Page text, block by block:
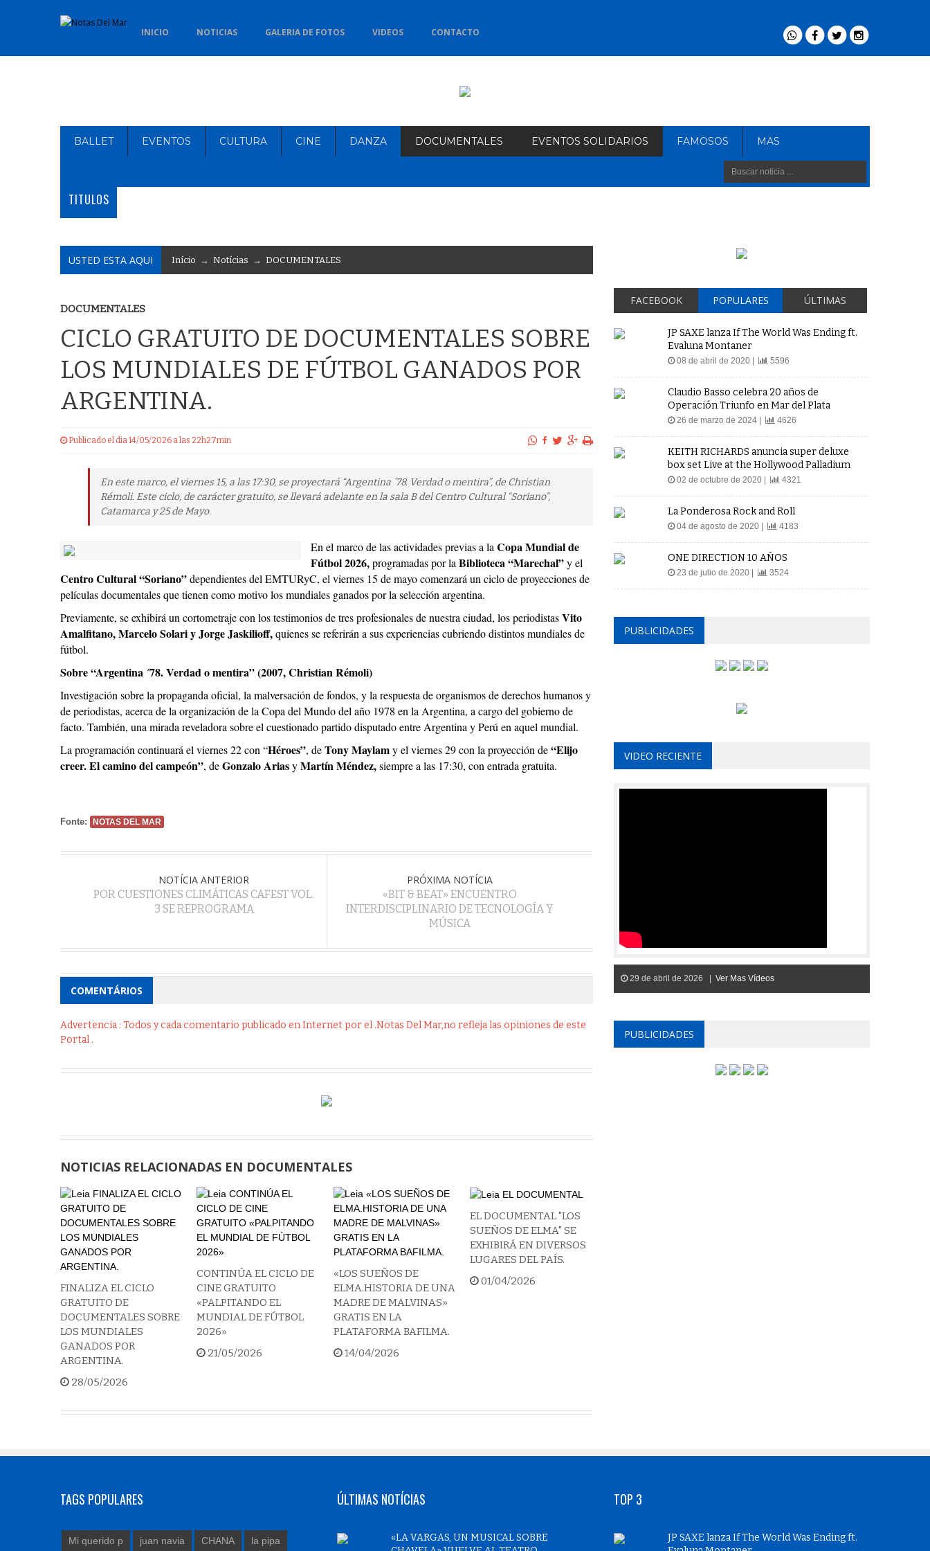
INICIO NOTICIAS GALERIA DE FOTOS VIDEOS CONTACTO
BALLET EVENTOS CULTURA CINE DANZA DOCUMENTALES EVENTOS SOLIDARIOS FAMOSOS MAS
TITULOS
USTED ESTA AQUI Início → Notícias → DOCUMENTALES
DOCUMENTALES
CICLO GRATUITO DE DOCUMENTALES SOBRE
LOS MUNDIALES DE FÚTBOL GANADOS POR
ARGENTINA.
Publicado el dia 14/05/2026 a las 22h27min
En este marco, el viernes 15, a las 17:30, se proyectará “Argentina ´78. Verdad o mentira”, de Christian
Rémoli. Este ciclo, de carácter gratuito, se llevará adelante en la sala B del Centro Cultural “Soriano”,
Catamarca y 25 de Mayo.
En el marco de las actividades previas a la Copa Mundial de
Fútbol 2026,programadas por la Biblioteca “Marechal”y el
Centro Cultural “Soriano”dependientes del EMTURyC, el viernes 15 de mayo comenzará un ciclo de proyecciones de
películas documentales que tienen como motivo los mundiales ganados por la selección argentina.
Previamente, se exhibirá un cortometraje con los testimonios de tres profesionales de nuestra ciudad, los periodistasVito
Amalfitano, Marcelo Solari y Jorge Jaskilioff,quienes se referirán a sus experiencias cubriendo distintos mundiales de
fútbol.
Sobre “Argentina ´78. Verdad o mentira” (2007, Christian Rémoli)
Investigación sobre la propaganda oficial, la malversación de fondos, y la respuesta de organismos de derechos humanos y
de periodistas, acerca de la organización de la Copa del Mundo del año 1978 en la Argentina, a cargo del gobierno de
facto. También, una mirada reveladora sobre el cuestionado partido disputado entre Argentina y Perú en aquel mundial.
La programación continuará el viernes 22 con “Héroes”, deTony Maylamy el viernes 29 con la proyección de“Elijo
creer. El camino del campeón”, deGonzalo AriasyMartín Méndez,siempre a las 17:30, con entrada gratuita.
Fonte: NOTAS DEL MAR
NOTÍCIA ANTERIOR
POR CUESTIONES CLIMÁTICAS CAFEST VOL.
3 SE REPROGRAMA
PRÓXIMA NOTÍCIA
«BIT & BEAT» ENCUENTRO
INTERDISCIPLINARIO DE TECNOLOGÍA Y
MÚSICA
COMENTÁRIOS
Advertencia : Todos y cada comentario publicado en Internet por el .Notas Del Mar,no refleja las opiniones de este
Portal .
NOTICIAS RELACIONADAS EN DOCUMENTALES
FINALIZA EL CICLO
GRATUITO DE
DOCUMENTALES SOBRE
LOS MUNDIALES
GANADOS POR
ARGENTINA.
28/05/2026
CONTINÚA EL CICLO DE
CINE GRATUITO
«PALPITANDO EL
MUNDIAL DE FÚTBOL
2026»
21/05/2026
«LOS SUEÑOS DE
ELMA.HISTORIA DE UNA
MADRE DE MALVINAS»
GRATIS EN LA
PLATAFORMA BAFILMA.
14/04/2026
EL DOCUMENTAL "LOS
SUEÑOS DE ELMA" SE
EXHIBIRÁ EN DIVERSOS
LUGARES DEL PAÍS.
01/04/2026
FACEBOOK POPULARES ÚLTIMAS
JP SAXE lanza If The World Was Ending ft.
Evaluna Montaner
08 de abril de 2020 | 5596
Claudio Basso celebra 20 años de
Operación Triunfo en Mar del Plata
26 de marzo de 2024 | 4626
KEITH RICHARDS anuncia super deluxe
box set Live at the Hollywood Palladium
02 de octubre de 2020 | 4321
La Ponderosa Rock and Roll
04 de agosto de 2020 | 4183
ONE DIRECTION 10 AÑOS
23 de julio de 2020 | 3524
PUBLICIDADES
VIDEO RECIENTE
29 de abril de 2026 | Ver Mas Vídeos
PUBLICIDADES
TAGS POPULARES
Mi querido p juan navia CHANA la pipa
ÚLTIMAS NOTÍCIAS
«LA VARGAS, UN MUSICAL SOBRE
TOP 3
JP SAXE lanza If The World Was Ending ft.